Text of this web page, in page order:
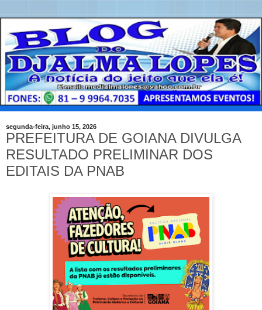
segunda-feira, junho 15, 2026
PREFEITURA DE GOIANA DIVULGA
RESULTADO PRELIMINAR DOS
EDITAIS DA PNAB